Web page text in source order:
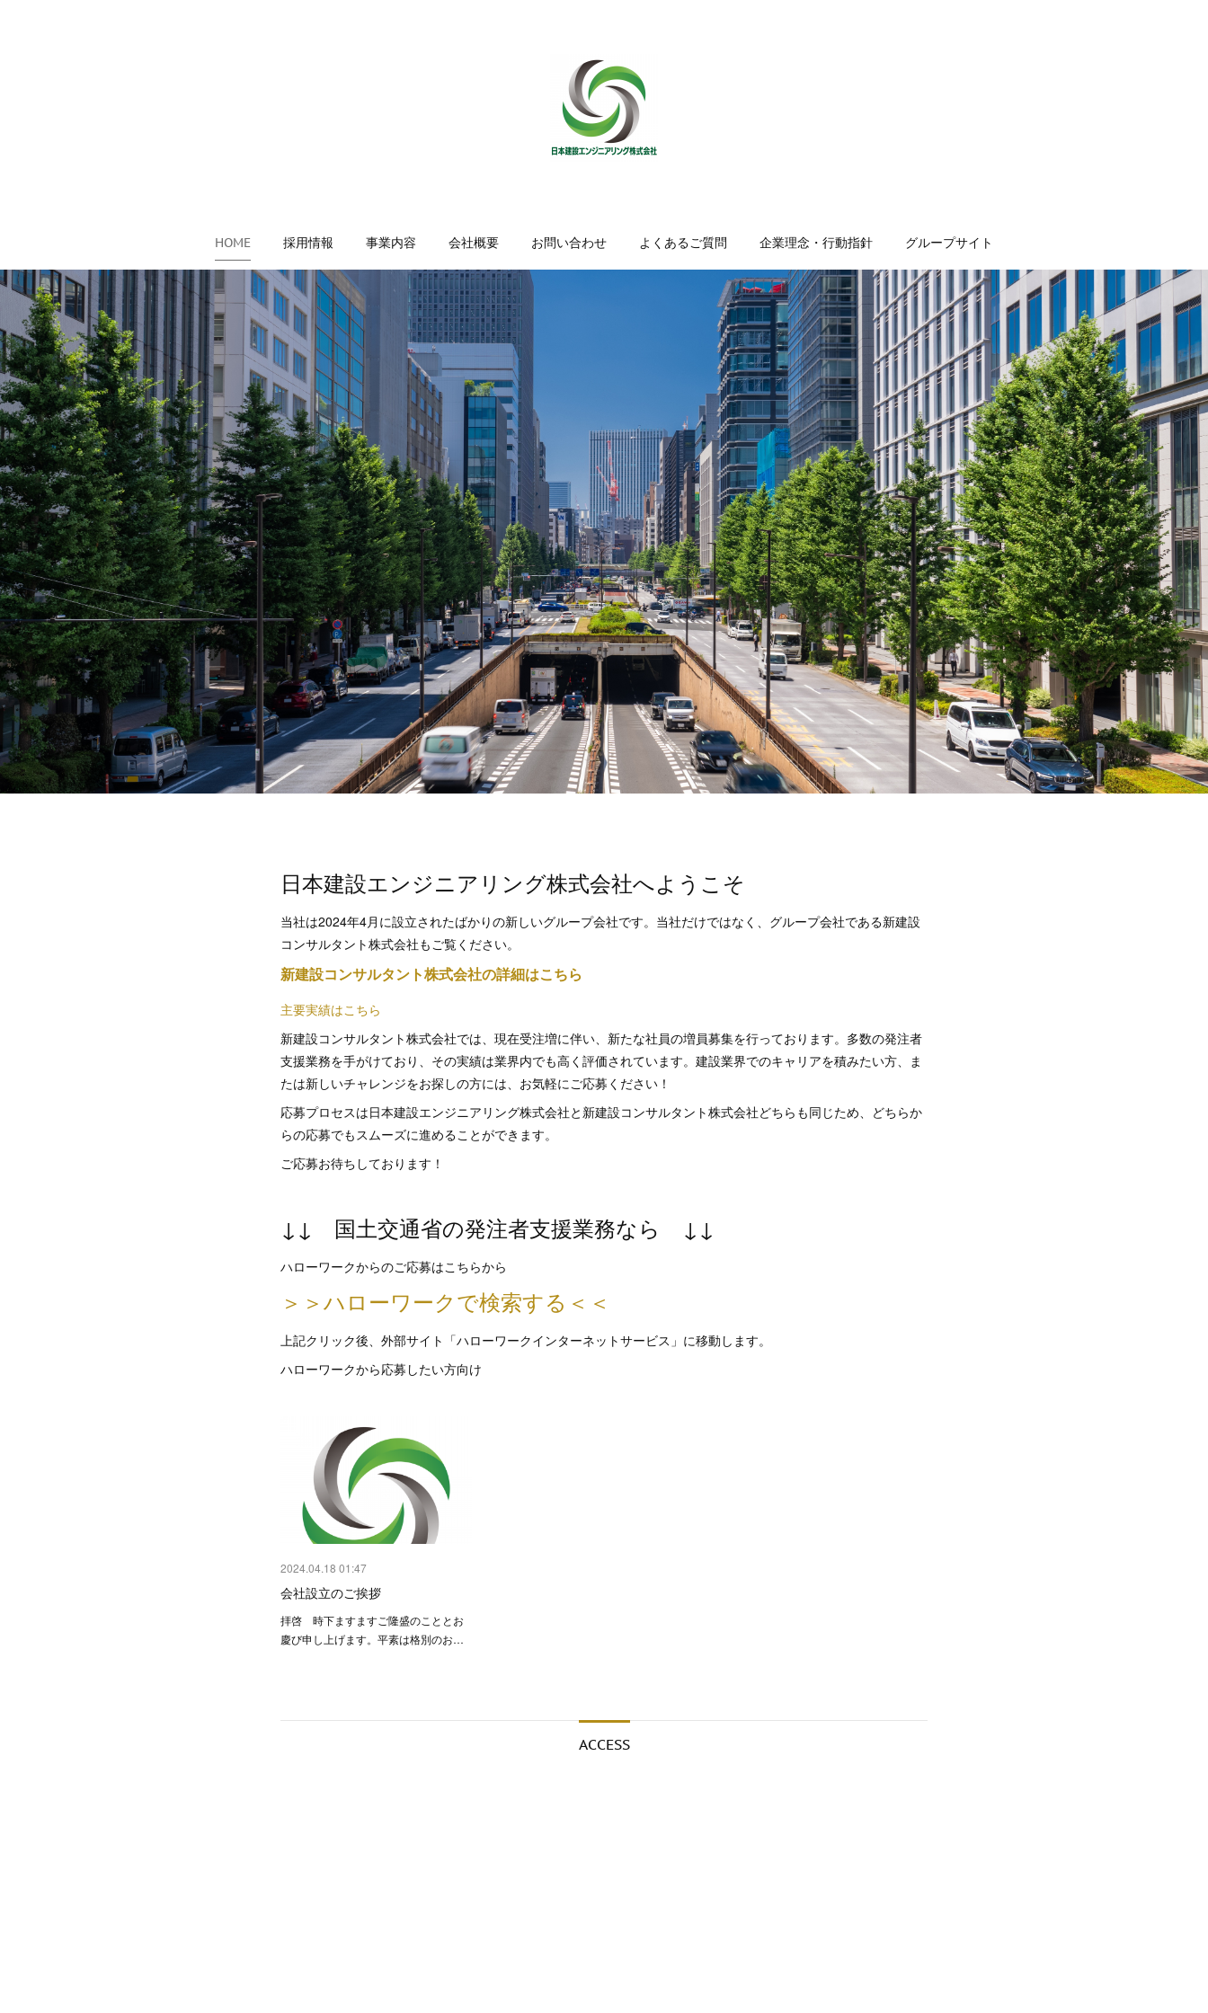
HOME 採用情報 事業内容 会社概要 お問い合わせ よくあるご質問 企業理念・行動指針 グループサイト
日本建設エンジニアリング株式会社へようこそ
当社は2024年4月に設立されたばかりの新しいグループ会社です。当社だけではなく、グループ会社である新建設
コンサルタント株式会社もご覧ください。
新建設コンサルタント株式会社の詳細はこちら
主要実績はこちら
新建設コンサルタント株式会社では、現在受注増に伴い、新たな社員の増員募集を行っております。多数の発注者
支援業務を手がけており、その実績は業界内でも高く評価されています。建設業界でのキャリアを積みたい方、ま
たは新しいチャレンジをお探しの方には、お気軽にご応募ください！
応募プロセスは日本建設エンジニアリング株式会社と新建設コンサルタント株式会社どちらも同じため、どちらか
らの応募でもスムーズに進めることができます。
ご応募お待ちしております！
↓↓ 国土交通省の発注者支援業務なら ↓↓
ハローワークからのご応募はこちらから
＞＞ハローワークで検索する＜＜
上記クリック後、外部サイト「ハローワークインターネットサービス」に移動します。
ハローワークから応募したい方向け
2024.04.18 01:47
会社設立のご挨拶
拝啓 時下ますますご隆盛のこととお
慶び申し上げます。平素は格別のお…
ACCESS